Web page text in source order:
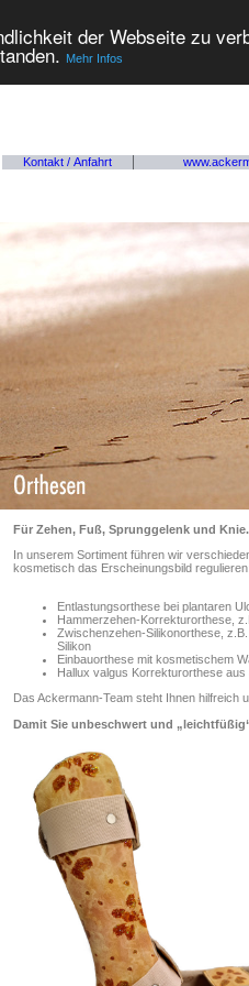
der Webseite zu
Mehr Infos
Kontakt / Anfahrt
Für Zehen, Fuß, Sprunggelenk und Knie.
In unserem Sortiment führen wir
kosmetisch das Erscheinungsbild regulieren:
Entlastungsorthese bei plantaren
Hammerzehen-Korrekturorthese,
Zwischenzehen-Silikonorthese,
Silikon
Einbauorthese mit kosmetischem
Hallux valgus Korrekturorthese aus
Das Ackermann-Team steht Ihnen hilfreich
Damit Sie unbeschwert und